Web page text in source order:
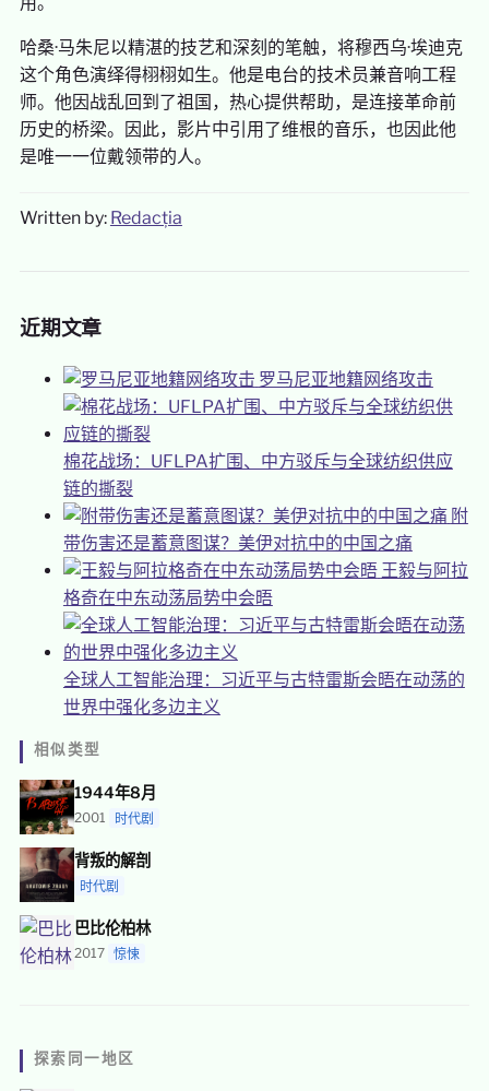
哈桑·马朱尼以精湛的技艺和深刻的笔触，将穆西乌·埃迪克
这个角色演绎得栩栩如生。他是电台的技术员兼音响工程
师。他因战乱回到了祖国，热心提供帮助，是连接革命前
历史的桥梁。因此，影片中引用了维根的音乐，也因此他
是唯一一位戴领带的人。
Written by: Redacția
近期文章
罗马尼亚地籍网络攻击
棉花战场：UFLPA扩围、中方驳斥与全球纺织供应
链的撕裂
附
带伤害还是蓄意图谋？美伊对抗中的中国之痛
王毅与阿拉
格奇在中东动荡局势中会晤
全球人工智能治理：习近平与古特雷斯会晤在动荡的
世界中强化多边主义
相似类型
1944年8月
2001 时代剧
背叛的解剖
时代剧
巴比伦柏林
2017 惊悚
探索同一地区